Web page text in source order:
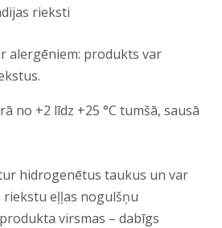
rieksti
alergēniem: produkts var
no +2 līdz +25 °C tumšā, sausā
hidrogenētus taukus un var
eļļas nogulšņu
virsmas – dabīgs